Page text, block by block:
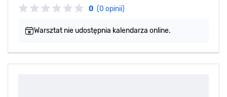
0 (0 opinii)
Warsztat nie udostępnia kalendarza online.